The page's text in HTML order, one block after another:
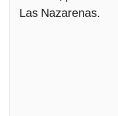
Las Nazarenas.